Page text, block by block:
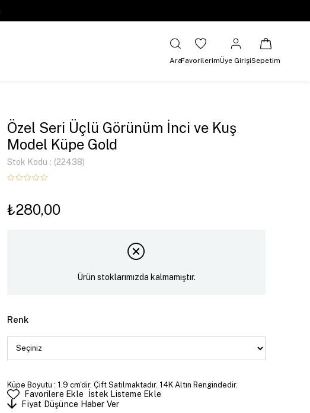
AraFavorilerimÜye GirişiSepetim
Özel Seri Üçlü Görünüm İnci ve Kuş
Model Küpe Gold
Stok Kodu (22438)
₺280,00
Ürün stoklarımızda kalmamıştır.
Renk
Küpe Boyutu : 1.9 cm'dir. Çift Satılmaktadır. 14K Altın Rengindedir.
Favorilere Ekle
İstek Listeme Ekle
Fiyat Düşünce Haber Ver